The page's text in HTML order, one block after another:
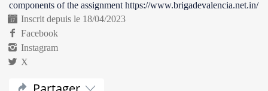
components of the assignment https://www.brigadevalencia.net.in/
Inscrit depuis le 18/04/2023
Facebook
Instagram
X